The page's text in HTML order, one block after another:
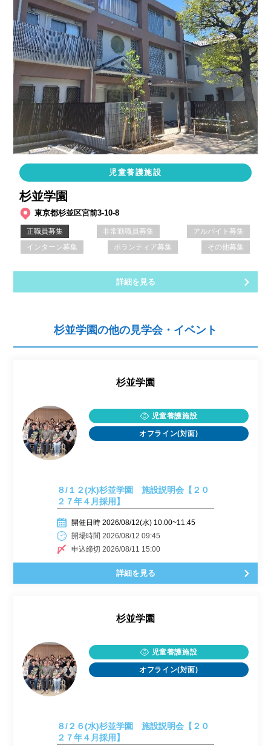
児童養護施設
杉並学園
東京都杉並区宮前3-10-8
正職員募集 非常勤職員募集
アルバイト募集
インターン募集
ボランティア募集 その他募集
詳細を見る
杉並学園の他の見学会・イベント
杉並学園
児童養護施設
オフライン(対面)
８/１２(水)杉並学園 施設説明会【２０
２７年４月採用】
開催日時 2026/08/12(水) 10:00~11:45
開場時間 2026/08/12 09:45
申込締切 2026/08/11 15:00
詳細を見る
杉並学園
児童養護施設
オフライン(対面)
８/２６(水)杉並学園 施設説明会【２０
２７年４月採用】